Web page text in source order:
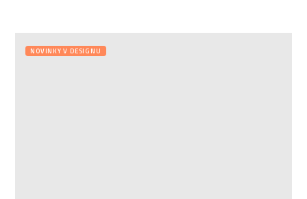
NOVINKY V DESIGNU